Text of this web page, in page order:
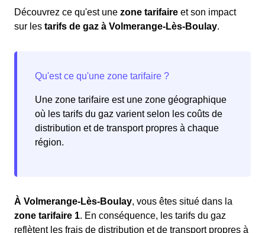
Découvrez ce qu'est une zone tarifaire et son impact
sur les tarifs de gaz à Volmerange-Lès-Boulay.
Une zone tarifaire est une zone géographique
où les tarifs du gaz varient selon les coûts de
distribution et de transport propres à chaque
région.
À Volmerange-Lès-Boulay, vous êtes situé dans la
zone tarifaire 1. En conséquence, les tarifs du gaz
reflètent les frais de distribution et de transport propres à